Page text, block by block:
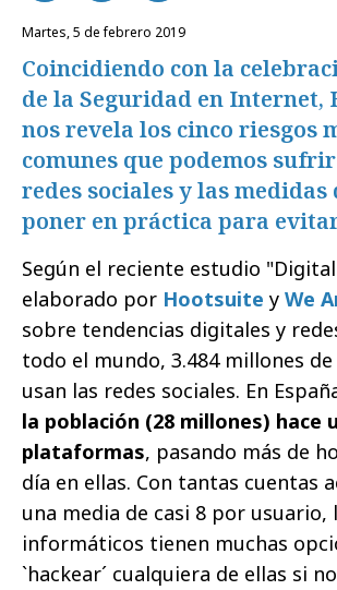
martes, 5 de febrero 2019
Coincidiendo con la
de la Seguridad en Internet,
nos revela los cinco riesgos
comunes que podemos
redes sociales y las medidas
poner en práctica para
Según el reciente estudio "Digital
elaborado por Hootsuite y We
sobre tendencias digitales y
todo el mundo, 3.484 millones
usan las redes sociales. En
la población (28 millones) hace
plataformas, pasando más de
día en ellas. Con tantas cuentas
una media de casi 8 por usuario,
informáticos tienen muchas
`hackear´ cualquiera de ellas si